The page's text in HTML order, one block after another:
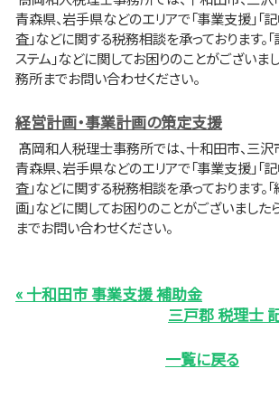
青森県、岩手県などのエリアで「事業支援」「
査」などに関する税務相談を承っております。
ステム」などに関してお困りのことがござい
務所までお問い合わせください。
経営計画・事業計画の策定支援
髙岡和人税理士事務所では、十和田市、三沢
青森県、岩手県などのエリアで「事業支援」「
査」などに関する税務相談を承っております。
画」などに関してお困りのことがございまし
までお問い合わせください。
« 十和田市 事業支援 補助金
三戸郡 税理士
一覧に戻る